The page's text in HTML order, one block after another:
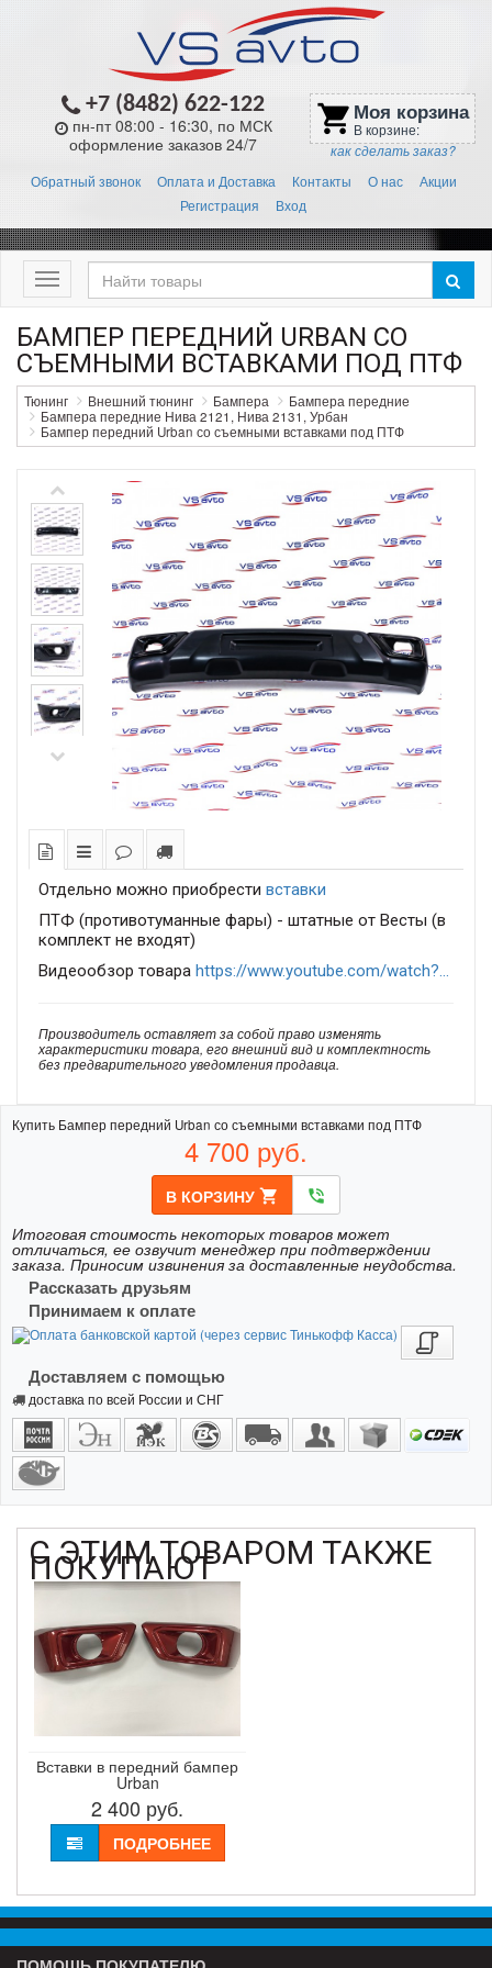
+7 (8482) 622-122
пн-пт 08:00 - 16:30, по МСК
оформление заказов 24/7
shopping_cart Моя корзина
В корзине:
как сделать заказ?
Обратный звонок Оплата и Доставка Контакты О нас
Акции
Регистрация
Вход
Меню
БАМПЕР ПЕРЕДНИЙ URBAN СО
СЪЕМНЫМИ ВСТАВКАМИ ПОД ПТФ
Тюнинг Внешний тюнинг Бампера
Бампера передние
Бампера передние Нива 2121, Нива 2131, Урбан
Бампер передний Urban со съемными вставками под ПТФ
Отдельно можно приобрести вставки
ПТФ (противотуманные фары) - штатные от Весты (в
комплект не входят)
Видеообзор товара https://www.youtube.com/watch?...
Производитель оставляет за собой право изменять
характеристики товара, его внешний вид и комплектность
без предварительного уведомления продавца.
Купить Бампер передний Urban со съемными вставками под ПТФ
4 700 руб.
В КОРЗИНУ shopping_cart phone_in_talk
Итоговая стоимость некоторых товаров может
отличаться, ее озвучит менеджер при подтверждении
заказа. Приносим извинения за доставленные неудобства.
Рассказать друзьям
Принимаем к оплате
Доставляем с помощью
доставка по всей России и СНГ
С ЭТИМ ТОВАРОМ ТАКЖЕ
ПОКУПАЮТ
Вставки в передний бампер
Urban
2 400 руб.
ПОДРОБНЕЕ